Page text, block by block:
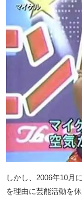
しかし、2006年10月
を理由に芸能活動を